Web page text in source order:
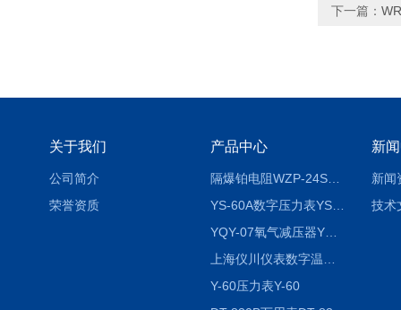
下一篇：
关于我们
公司简介
荣誉资质
产品中心
隔爆铂电阻WZP-24SA隔爆铂电阻WZP-24SA/Pt100
YS-60A数字压力表YS-60A
YQY-07氧气减压器YQY-07
Y-60压力表Y-60
新
新闻
技术